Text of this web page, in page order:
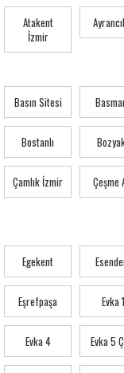
Atakent
İzmir
Basın Sitesi
Bostanlı
Çamlık İzmir Çeşme
Egekent
Eşrefpaşa Evka 1
Evka 4 Evka 5